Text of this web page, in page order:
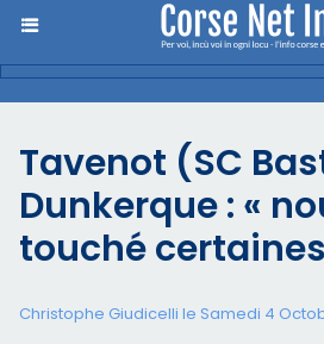
Tavenot (SC
Dunkerque : «
touché
Christophe Giudicelli le Samedi 4